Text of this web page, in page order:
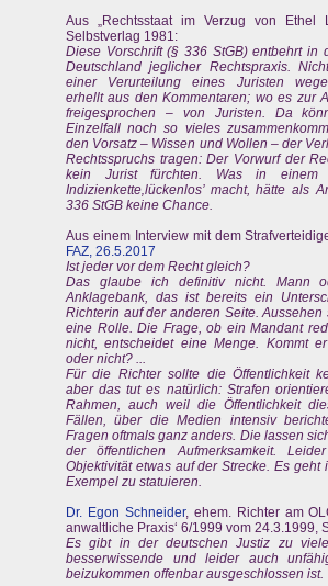
Aus „Rechtsstaat im Verzug von Ethel
Selbstverlag 1981:
Diese Vorschrift (§ 336 StGB) entbehrt in
Deutschland jeglicher Rechtspraxis.
einer Verurteilung eines Juristen
erhellt aus den Kommentaren; wo es zur
freigesprochen – von Juristen. Da
Einzelfall noch so vieles
den Vorsatz – Wissen und Wollen – der
Rechtsspruchs tragen: Der Vorwurf der
kein Jurist fürchten. Was in einem
Indizienkette‚lückenlos’ macht, hätte als
336 StGB keine Chance.
Aus einem Interview mit dem
FAZ, 26.5.2017
Ist jeder vor dem Recht gleich?
Das glaube ich definitiv nicht. Mann
Anklagebank, das ist bereits ein
Richterin auf der anderen Seite. Aussehen
eine Rolle. Die Frage, ob ein Mandant
nicht, entscheidet eine Menge. Kommt
oder nicht? ...
Für die Richter sollte die Öffentlichkeit
aber das tut es natürlich: Strafen
Rahmen, auch weil die Öffentlichkeit
Fällen, über die Medien intensiv
Fragen oftmals ganz anders. Die lassen
der öffentlichen Aufmerksamkeit.
Objektivität etwas auf der Strecke. Es geht
Exempel zu statuieren.
Dr. Egon Schneider, ehem. Richter am
anwaltliche Praxis‘ 6/1999 vom 24.3.1999,
Es gibt in der deutschen Justiz zu viele
besserwissende und leider auch
beizukommen offenbar ausgeschlossen ist.